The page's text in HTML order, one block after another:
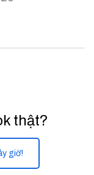
thật?
giờ!